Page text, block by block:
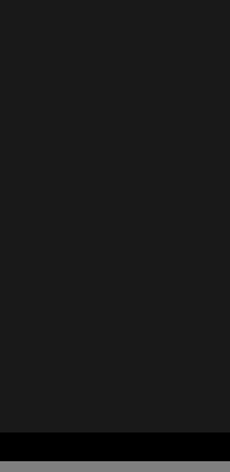
nueva ventana)
nueva ventana)